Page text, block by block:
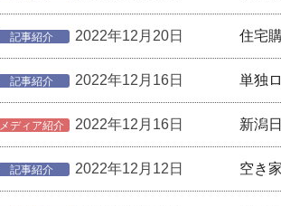
記事紹介 2022年12月20日 住宅
記事紹介 2022年12月16日 単独
メディア紹介 2022年12月16日 新潟
記事紹介 2022年12月12日 空き